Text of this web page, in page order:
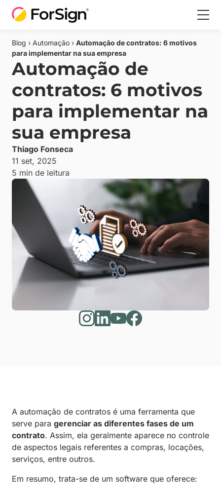
Blog › Automação › Automação de contratos: 6 motivos
para implementar na sua empresa
Automação de
contratos: 6 motivos
para implementar na
sua empresa
Thiago Fonseca
11 set, 2025
5 min de leitura
A automação de contratos é uma ferramenta que
serve para gerenciar as diferentes fases de um
contrato. Assim, ela geralmente aparece no controle
de aspectos legais referentes a compras, locações,
serviços, entre outros.
Em resumo, trata-se de um software que oferece: